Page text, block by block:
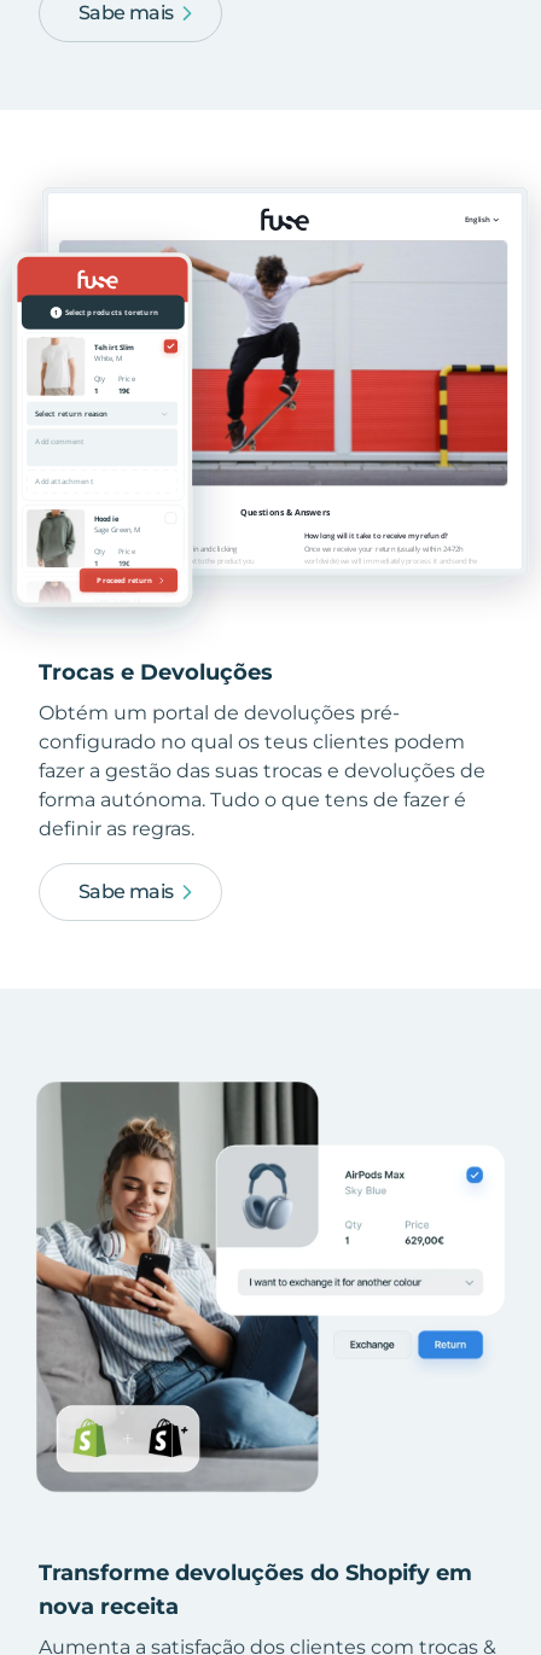
Sabe mais
Trocas e Devoluções
Obtém um portal de devoluções pré-
configurado no qual os teus clientes podem
fazer a gestão das suas trocas e devoluções de
forma autónoma. Tudo o que tens de fazer é
definir as regras.
Sabe mais
Transforme devoluções do Shopify em
nova receita
Aumenta a satisfação dos clientes com trocas &